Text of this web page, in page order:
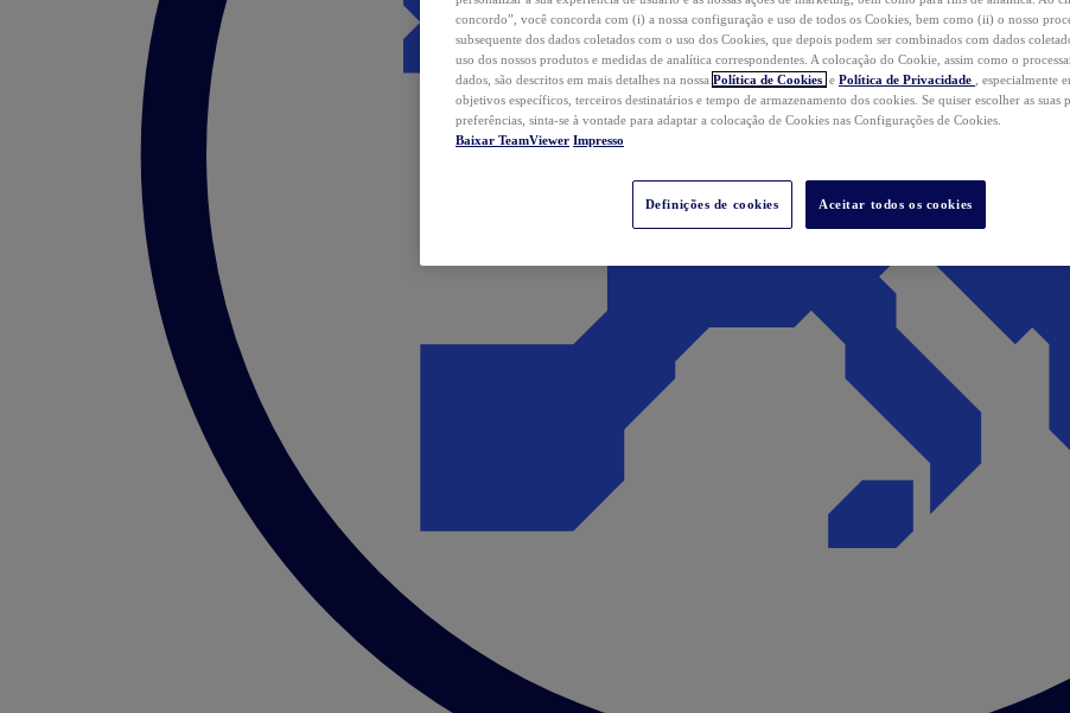
concordo”, você concorda com (i) a nossa configuração e uso de todos os Cookies, bem como (ii) o nosso
subsequente dos dados coletados com o uso dos Cookies, que depois podem ser combinados com dados
uso dos nossos produtos e medidas de analítica correspondentes. A colocação do Cookie, assim como o
dados, são descritos em mais detalhes na nossa Política de Cookies e Política de Privacidade
, especialmente
objetivos específicos, terceiros destinatários e tempo de armazenamento dos cookies. Se quiser escolher as suas
preferências, sinta-se à vontade para adaptar a colocação de Cookies nas Configurações de Cookies.
Baixar TeamViewer Impresso
Definições de cookies Aceitar todos os cookies